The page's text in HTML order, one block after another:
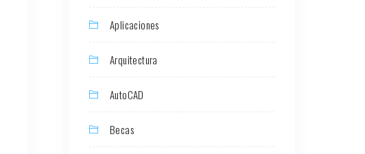
Aplicaciones
Arquitectura
AutoCAD
Becas